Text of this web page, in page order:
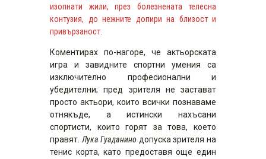
изопнати жили, през болезнената телесна
контузия, до нежните допири на близост и
привързаност.
Коментирах по-нагоре, че актьорската
игра и завидните спортни умения са
изключително професионални и
убедителни; пред зрителя не застават
просто актьори, които всички познаваме
отнякъде, а истински нахъсани
спортисти, които горят за това, което
правят.Лука Гуаданино допуска зрителя на
тенис корта, като предоставя още един